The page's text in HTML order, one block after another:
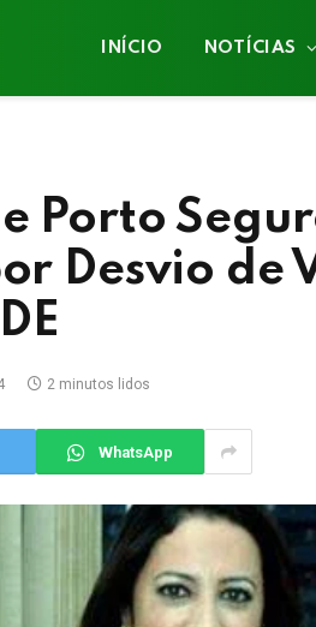
INÍCIO NOTÍCIAS
Porto
Desvio de
2 minutos lidos
WhatsApp